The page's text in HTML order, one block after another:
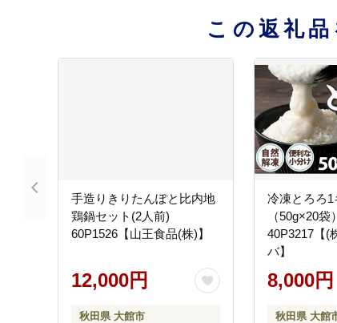
この返礼
手造りきりたんぽと比内地
鶏鍋セット(2人前)
60P1526【山王食品(株)】
12,000円
秋田県 大館市
冷凍とろろ1
（50g×20袋）
40P3217【(
バ】
8,000円
秋田県 大館